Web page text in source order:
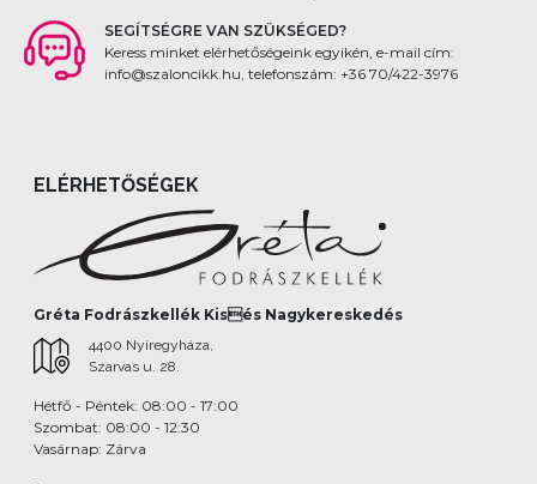
SEGÍTSÉGRE VAN SZÜKSÉGED?
Keress minket elérhetőségeink egyikén, e-mail cím:
info@szaloncikk.hu, telefonszám: +36 70/422-3976
ELÉRHETŐSÉGEK
Gréta Fodrászkellék Kisés Nagykereskedés
4400 Nyíregyháza,
Szarvas u. 28.
Hétfő - Péntek: 08:00 - 17:00
Szombat: 08:00 - 12:30
Vasárnap: Zárva